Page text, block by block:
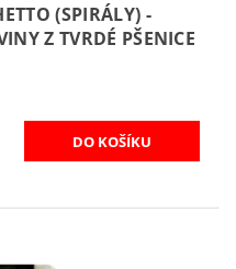
(SPIRÁLY) -
Z TVRDÉ PŠENICE